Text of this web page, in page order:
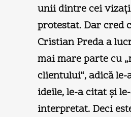
unii dintre cei
protestat. Dar cred
Cristian Preda a
mai mare parte cu
clientului“, adică
ideile, le-a citat şi
interpretat. Deci